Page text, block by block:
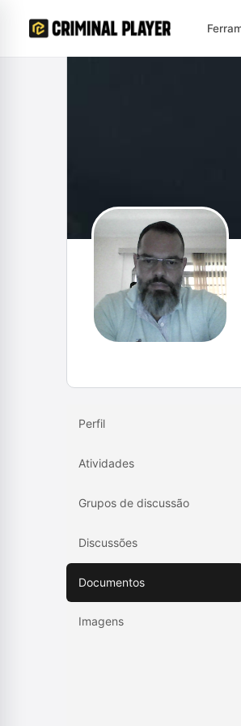
Perfil
Atividades
Grupos de discussão
Discussões
Documentos
Imagens